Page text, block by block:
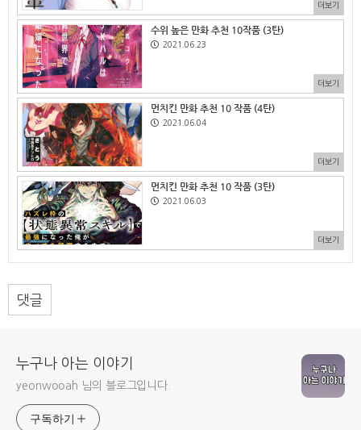
더보기
수위 높은 만화 추천 10작품 (3탄)
2021.06.23
더보기
먼치킨 만화 추천 10 작품 (4탄)
2021.06.04
더보기
먼치킨 만화 추천 10 작품 (3탄)
2021.06.03
더보기
댓글
누구나 아는 이야기
yeonwooah 님의 블로그입니다.
구독하기